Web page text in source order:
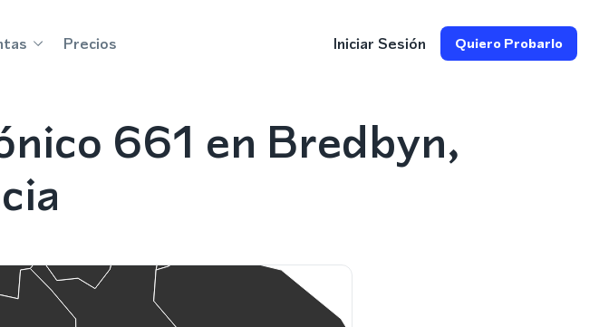
Precios Iniciar Sesión Quiero Probarlo
661 en Bredbyn,